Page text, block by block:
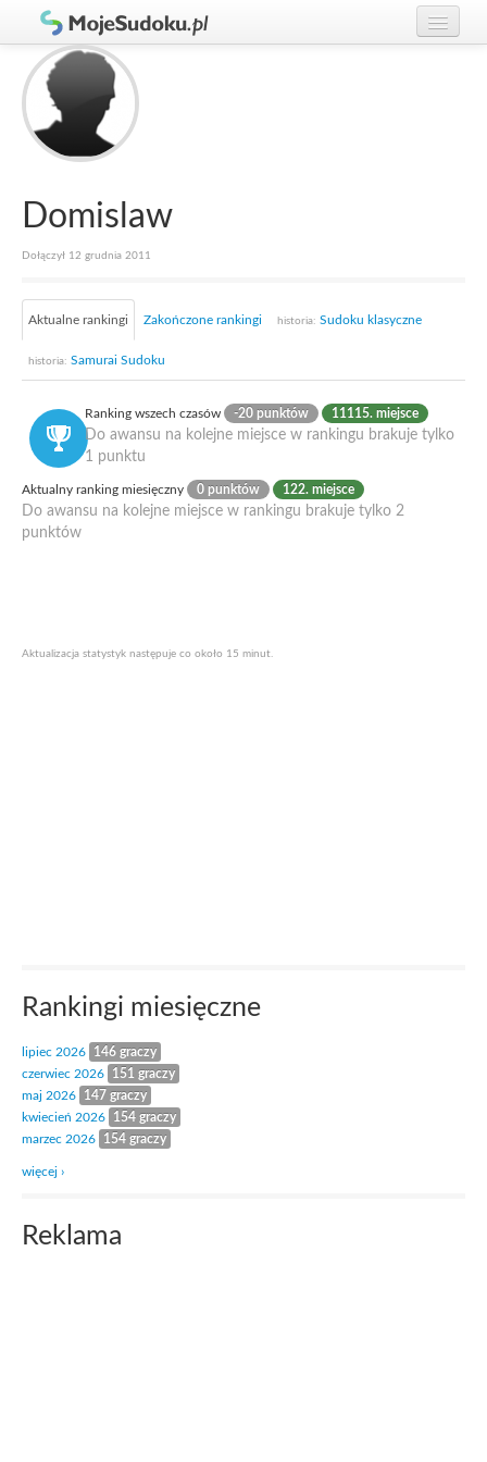
Graj w Sudoku!
Zasady Sudoku
Rankingi
Gracze
Domislaw
Dołączył 12 grudnia 2011
Aktualne rankingi Zakończone rankingi historia: Sudoku klasyczne
historia: Samurai Sudoku
Ranking wszech czasów -20 punktów 11115. miejsce
Do awansu na kolejne miejsce w rankingu brakuje tylko
1 punktu
Aktualny ranking miesięczny 0 punktów 122. miejsce
Do awansu na kolejne miejsce w rankingu brakuje tylko 2
punktów
Aktualizacja statystyk następuje co około 15 minut.
Rankingi miesięczne
lipiec 2026
146 graczy
czerwiec 2026
151 graczy
maj 2026
147 graczy
kwiecień 2026
154 graczy
marzec 2026
154 graczy
więcej ›
Reklama